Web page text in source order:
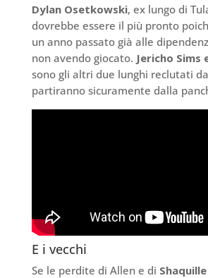
Dylan Osetkowski, ex lungo di
dovrebbe essere il più pronto
un anno passato già alle
non avendo giocato. Jericho Sims
sono gli altri due lunghi reclutati
partiranno sicuramente dalla
E i vecchi
Se le perdite di Allen e di